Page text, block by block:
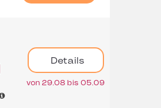
Details
von 29.08 bis 05.09